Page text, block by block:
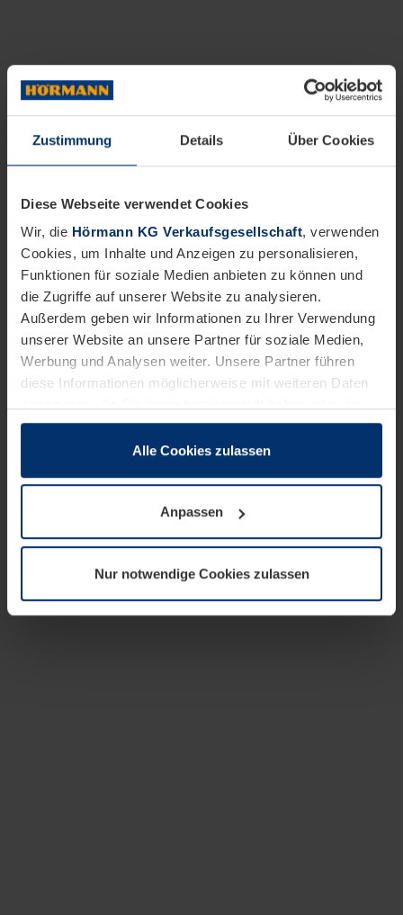
Zustimmung Details Über Cookies
Diese Webseite verwendet Cookies
Wir, die Hörmann KG Verkaufsgesellschaft, verwenden
Cookies, um Inhalte und Anzeigen zu personalisieren,
Funktionen für soziale Medien anbieten zu können und
die Zugriffe auf unserer Website zu analysieren.
Außerdem geben wir Informationen zu Ihrer Verwendung
unserer Website an unsere Partner für soziale Medien,
Werbung und Analysen weiter. Unsere Partner führen
diese Informationen möglicherweise mit weiteren Daten
sie im Rahmen Ihrer Nutzung der Dienste gesammelt
wenn diese für den Betrieb dieser Seite unbedingt
notwendig sind. Für alle anderen Cookie-Typen benötigen
wir Ihre Erlaubnis. Ihre Einwilligung können Sie jederzeit
Datenschutzerklärungunserer Website ändern oder
widerrufen.
Alle Cookies zulassen
Anpassen
Nur notwendige Cookies zulassen